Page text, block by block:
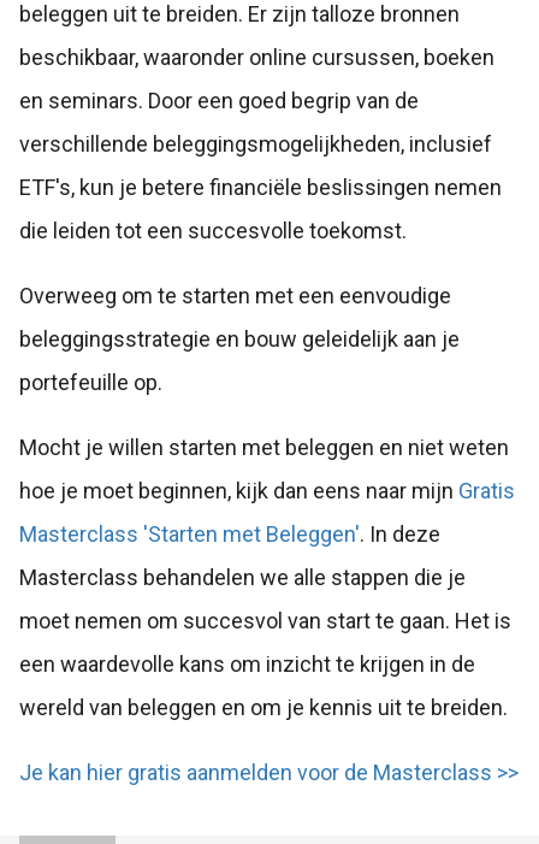
beleggen uit te breiden. Er zijn talloze bronnen
beschikbaar, waaronder online cursussen, boeken
en seminars. Door een goed begrip van de
verschillende beleggingsmogelijkheden, inclusief
ETF's, kun je betere financiële beslissingen nemen
die leiden tot een succesvolle toekomst.
Overweeg om te starten met een eenvoudige
beleggingsstrategie en bouw geleidelijk aan je
portefeuille op.
Mocht je willen starten met beleggen en niet weten
hoe je moet beginnen, kijk dan eens naar mijn Gratis
Masterclass 'Starten met Beleggen'. In deze
Masterclass behandelen we alle stappen die je
moet nemen om succesvol van start te gaan. Het is
een waardevolle kans om inzicht te krijgen in de
wereld van beleggen en om je kennis uit te breiden.
Je kan hier gratis aanmelden voor de Masterclass >>